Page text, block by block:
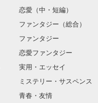
恋愛（中・短編）
ファンタジー（総合）
ファンタジー
恋愛ファンタジー
実用・エッセイ
ミステリー・サスペンス
青春・友情